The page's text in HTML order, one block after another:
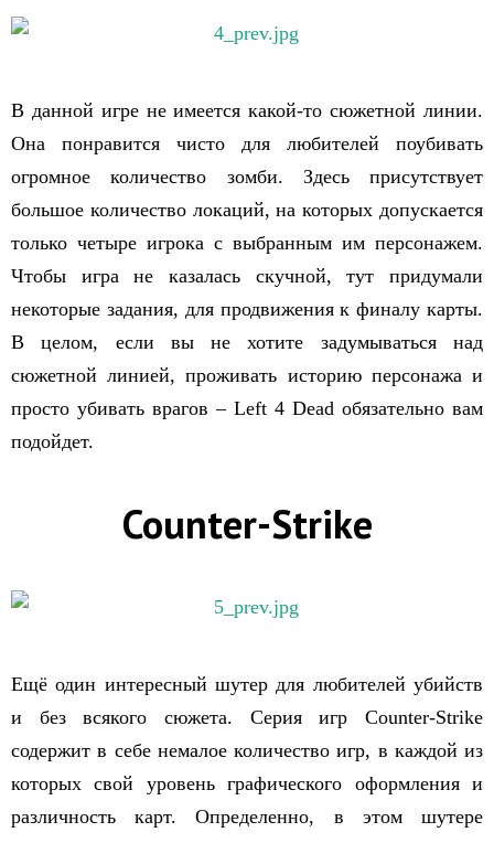
В данной игре не имеется какой-то сюжетной линии.
Она понравится чисто для любителей поубивать
огромное количество зомби. Здесь присутствует
большое количество локаций, на которых допускается
только четыре игрока с выбранным им персонажем.
Чтобы игра не казалась скучной, тут придумали
некоторые задания, для продвижения к финалу карты.
В целом, если вы не хотите задумываться над
сюжетной линией, проживать историю персонажа и
просто убивать врагов – Left 4 Dead обязательно вам
подойдет.
Counter-Strike
Ещё один интересный шутер для любителей убийств
и без всякого сюжета. Серия игр Counter-Strike
содержит в себе немалое количество игр, в каждой из
которых свой уровень графического оформления и
различность карт. Определенно, в этом шутере